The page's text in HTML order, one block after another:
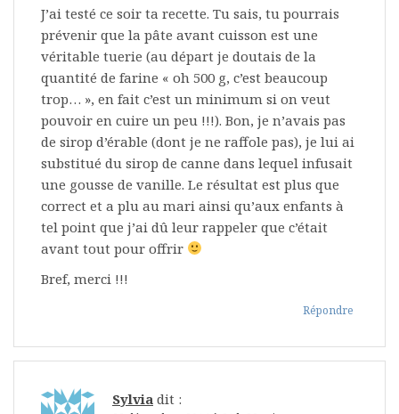
J’ai testé ce soir ta recette. Tu sais, tu pourrais
prévenir que la pâte avant cuisson est une
véritable tuerie (au départ je doutais de la
quantité de farine « oh 500 g, c’est beaucoup
trop… », en fait c’est un minimum si on veut
pouvoir en cuire un peu !!!). Bon, je n’avais pas
de sirop d’érable (dont je ne raffole pas), je lui ai
substitué du sirop de canne dans lequel infusait
une gousse de vanille. Le résultat est plus que
correct et a plu au mari ainsi qu’aux enfants à
tel point que j’ai dû leur rappeler que c’était
avant tout pour offrir
Bref, merci !!!
Répondre
Sylvia dit :